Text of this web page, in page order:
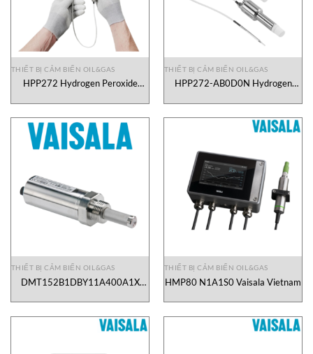
THIẾT BỊ CẢM BIẾN OIL&GAS
HPP272 Hydrogen Peroxide
THIẾT BỊ CẢM BIẾN OIL&GAS
HPP272-AB0D0N Hydrogen
THIẾT BỊ CẢM BIẾN OIL&GAS
DMT152B1DBY11A400A1X
Vietnam
THIẾT BỊ CẢM BIẾN OIL&GAS
HMP80 N1A1S0 Vaisala Vietnam